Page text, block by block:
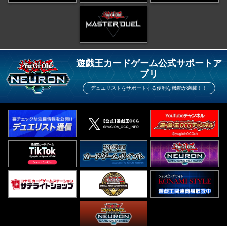
遊戯王カードゲーム公式サポートア
プリ
デュエリストをサポートする便利な機能が満載！！